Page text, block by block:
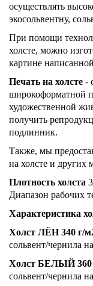
осуществлять
экосольвентну,
При помощи
холсте, можно
картине
Печать на холсте -
широкоформатной
художественной
получить
подлинник.
Также, мы
на холсте и других
Плотность холста
Диапазон рабочих
Характеристика
Холст ЛЁН 340 г/
сольвент/чернила
Холст БЕЛЫЙ 360
сольвент/чернила